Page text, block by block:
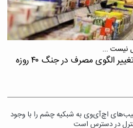
نیست ...
الگوی مصرف در جنگ ۴۰ روزه
اچ‌آی‌وی به شبکیه چشم را با وجود
در دسترس است